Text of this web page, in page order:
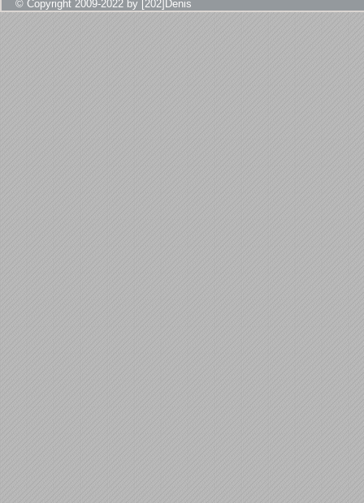
© Copyright 2009-2022 by [202]Denis